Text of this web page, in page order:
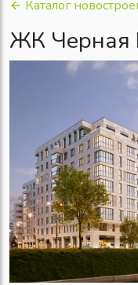
Каталог
ЖК Черная